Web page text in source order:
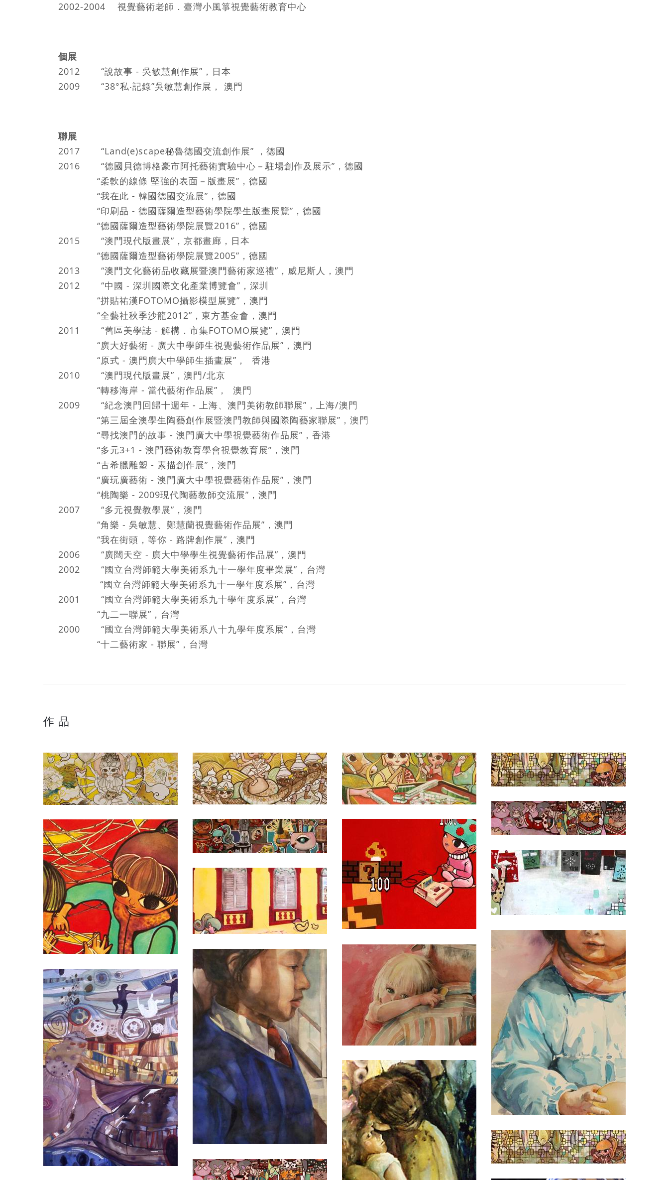
2002-2004 視覺藝術老師．臺灣小風箏視覺藝術教育中心
個展
2012 “說故事 - 吳敏慧創作展”，日本
2009 “38°私‧記錄”吳敏慧創作展， 澳門
聯展
2017 “Land(e)scape秘魯德國交流創作展” ，德國
2016 “德國貝德博格豪市阿托藝術實驗中心－駐場創作及展示”，德國
“柔軟的線條 堅強的表面－版畫展”，德國
“我在此 - 韓國德國交流展”，德國
“印刷品 - 德國薩爾造型藝術學院學生版畫展覽”，德國
“德國薩爾造型藝術學院展覽2016”，德國
2015 “澳門現代版畫展”，京都畫廊，日本
“德國薩爾造型藝術學院展覽2005”，德國
2013 “澳門文化藝術品收藏展暨澳門藝術家巡禮”，威尼斯人，澳門
2012 “中國 - 深圳國際文化產業博覽會”，深圳
“拼貼祐漢FOTOMO攝影模型展覽”，澳門
“全藝社秋季沙龍2012”，東方基金會，澳門
2011 “舊區美學誌 - 解構．市集FOTOMO展覽”，澳門
“廣大好藝術 - 廣大中學師生視覺藝術作品展”，澳門
“原式 - 澳門廣大中學師生插畫展”， 香港
2010 “澳門現代版畫展”，澳門/北京
“轉移海岸 - 當代藝術作品展”， 澳門
2009 “紀念澳門回歸十週年 - 上海、澳門美術教師聯展”，上海/澳門
“第三屆全澳學生陶藝創作展暨澳門教師與國際陶藝家聯展”，澳門
“尋找澳門的故事 - 澳門廣大中學視覺藝術作品展”，香港
“多元3+1 - 澳門藝術教育學會視覺教育展”，澳門
“古希臘雕塑 - 素描創作展”，澳門
“廣玩廣藝術 - 澳門廣大中學視覺藝術作品展”，澳門
“桃陶樂 - 2009現代陶藝教師交流展”，澳門
2007 “多元視覺教學展”，澳門
“角樂 - 吳敏慧、鄭慧蘭視覺藝術作品展”，澳門
“我在街頭，等你 - 路牌創作展”，澳門
2006 “廣闊天空 - 廣大中學學生視覺藝術作品展”，澳門
2002 “國立台灣師範大學美術系九十一學年度畢業展”，台灣
“國立台灣師範大學美術系九十一學年度系展”，台灣
2001 “國立台灣師範大學美術系九十學年度系展”，台灣
“九二一聯展”，台灣
2000 “國立台灣師範大學美術系八十九學年度系展”，台灣
“十二藝術家 - 聯展”，台灣
作 品